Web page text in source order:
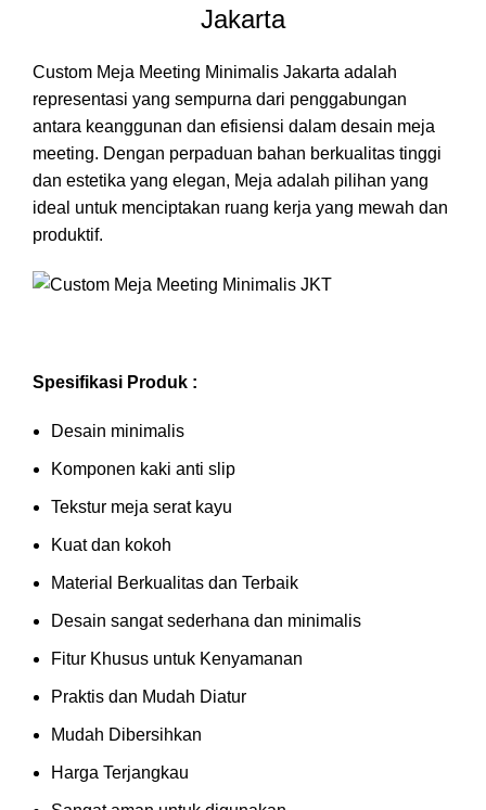
Jakarta
Custom Meja Meeting Minimalis Jakarta adalah
representasi yang sempurna dari penggabungan
antara keanggunan dan efisiensi dalam desain meja
meeting. Dengan perpaduan bahan berkualitas tinggi
dan estetika yang elegan, Meja adalah pilihan yang
ideal untuk menciptakan ruang kerja yang mewah dan
produktif.
Spesifikasi Produk :
Desain minimalis
Komponen kaki anti slip
Tekstur meja serat kayu
Kuat dan kokoh
Material Berkualitas dan Terbaik
Desain sangat sederhana dan minimalis
Fitur Khusus untuk Kenyamanan
Praktis dan Mudah Diatur
Mudah Dibersihkan
Harga Terjangkau